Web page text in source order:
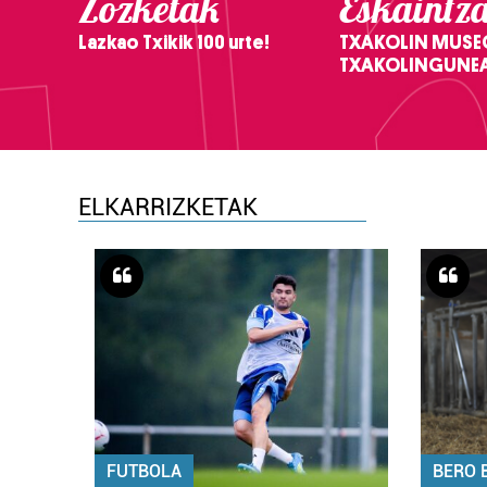
Lazkao Txikik 100 urte!
TXAKOLIN
ELKARRIZKETAK
FUTBOLA BERO